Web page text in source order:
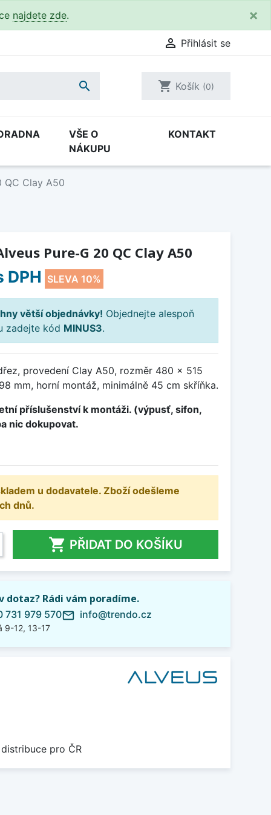
najdete zde. ×
 Přihlásit se
 shopping_cart Košík (0)
VŠE O
NÁKUPU
KONTAKT
QC Clay A50
Pure-G 20 QC Clay A50
DPH SLEVA 10%
větší objednávky! Objednejte alespoň
zadejte kód MINUS3.
provedení Clay A50, rozměr 480 x 515
mm, horní montáž, minimálně 45 cm skříňka.
příslušenství k montáži. (výpusť, sifon,
nic dokupovat.
u dodavatele. Zboží odešleme
dnů.
 PŘIDAT DO KOŠÍKU
dotaz? Rádi vám poradíme.
731 979 570
9-12, 13-17
mail_outline info@trendo.cz
pro ČR